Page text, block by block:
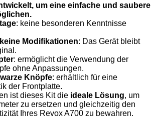
um eine einfache und saubere
: keine besonderen Kenntnisse
Modifikationen: Das Gerät bleibt
: ermöglicht die Verwendung der
ohne Anpassungen.
Knöpfe: erhältlich für eine
der Frontplatte.
ist dieses Kit die ideale Lösung, um
zu ersetzen und gleichzeitig den
Ihres Revox A700 zu bewahren.